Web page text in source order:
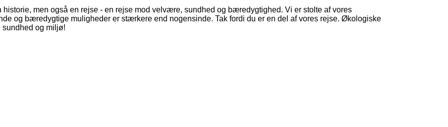
men også en rejse - en rejse mod velvære, sundhed og bæredygtighed. Vi er stolte af vores
og bæredygtige muligheder er stærkere end nogensinde. Tak fordi du er en del af vores rejse. Økologiske
sundhed og miljø!